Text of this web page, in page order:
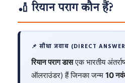
🏏 रियान पराग कौन हैं?
📌 सीधा जवाब (DIRECT
रियान पराग डासएक भारतीय
ऑलराउंडर) हैं जिनका जन्म 10